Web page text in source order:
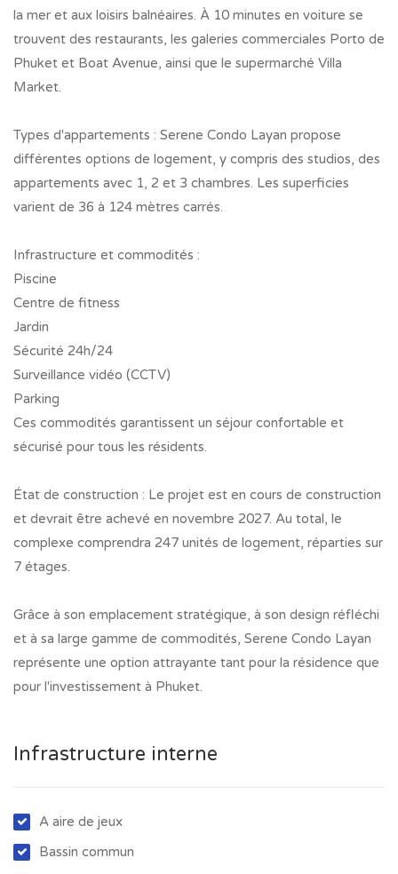
la mer et aux loisirs balnéaires. À 10 minutes en voiture se
trouvent des restaurants, les galeries commerciales Porto de
Phuket et Boat Avenue, ainsi que le supermarché Villa
Market.
Types d'appartements : Serene Condo Layan propose
différentes options de logement, y compris des studios, des
appartements avec 1, 2 et 3 chambres. Les superficies
varient de 36 à 124 mètres carrés.
Infrastructure et commodités :
Piscine
Centre de fitness
Jardin
Sécurité 24h/24
Surveillance vidéo (CCTV)
Parking
Ces commodités garantissent un séjour confortable et
sécurisé pour tous les résidents.
État de construction : Le projet est en cours de construction
et devrait être achevé en novembre 2027. Au total, le
complexe comprendra 247 unités de logement, réparties sur
7 étages.
Grâce à son emplacement stratégique, à son design réfléchi
et à sa large gamme de commodités, Serene Condo Layan
représente une option attrayante tant pour la résidence que
pour l'investissement à Phuket.
Infrastructure interne
A aire de jeux
Bassin commun